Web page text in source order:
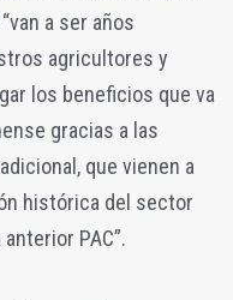
a ser años
agricultores y
los beneficios que va
gracias a las
que vienen a
histórica del sector
PAC”.